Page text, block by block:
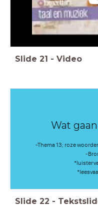
Slide 21 - Video
Wat
-Thema 13; roze
-
Slide 22 -